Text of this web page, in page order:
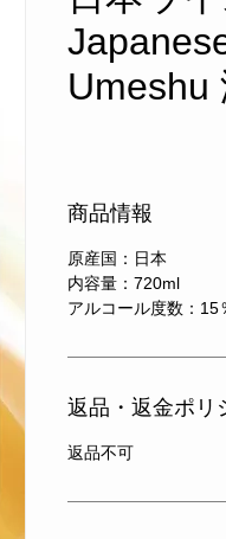
Umeshu
商品情報
原産国：日本
内容量：720ml
アルコール度数：15
返品・返金ポリ
返品不可